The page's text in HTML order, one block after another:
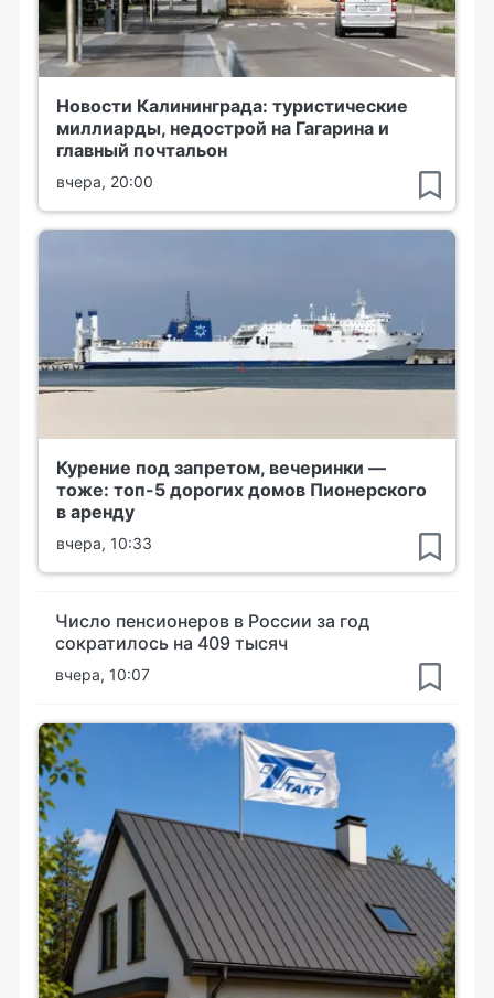
Новости Калининграда: туристические
миллиарды, недострой на Гагарина и
главный почтальон
вчера, 20:00
Курение под запретом, вечеринки —
тоже: топ-5 дорогих домов Пионерского
в аренду
вчера, 10:33
Число пенсионеров в России за год
сократилось на 409 тысяч
вчера, 10:07